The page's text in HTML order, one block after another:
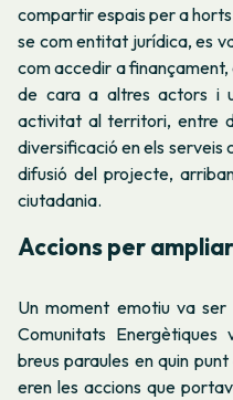
compartir espais per a
se com entitat jurídica, es
com accedir a
de cara a altres actors i
activitat al territori, entre
diversificació en els
difusió del projecte,
ciutadania.
Accions per
Un moment emotiu va
Comunitats
breus paraules en quin
eren les accions que